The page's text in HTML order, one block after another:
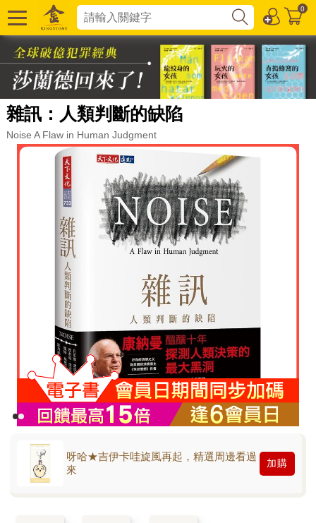
0
雜訊：人類判斷的缺陷
Noise A Flaw in Human Judgment
呀哈★吉伊卡哇旋風再起，精選周邊看過
來
加購